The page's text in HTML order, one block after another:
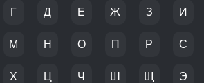
Г Д Е Ж З И
М Н О П Р С
Х Ц Ч Ш Щ Э